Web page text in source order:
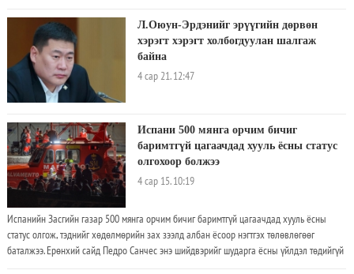
Л.Оюун-Эрдэнийг эрүүгийн дөрвөн
хэрэгт хэрэгт холбогдуулан шалгаж
байна
4 сар 21. 12:47
Испани 500 мянга орчим бичиг
баримтгүй цагаачдад хууль ёсны статус
олгохоор болжээ
4 сар 15. 10:19
Испанийн Засгийн газар 500 мянга орчим бичиг баримтгүй цагаачдад хууль ёсны
статус олгож, тэднийг хөдөлмөрийн зах зээлд албан ёсоор нэгтгэх төлөвлөгөөг
баталжээ. Ерөнхий сайд Педро Санчес энэ шийдвэрийг шударга ёсны үйлдэл төдийгүй